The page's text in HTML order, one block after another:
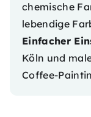
chemische
lebendige
Einfacher
Köln und
Coffee-